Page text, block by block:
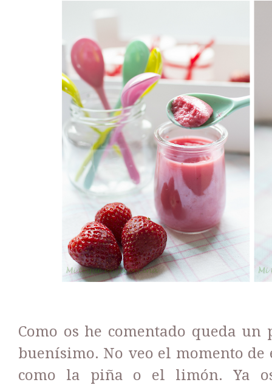
Como os he comentado queda
buenísimo. No veo el momento
como la piña o el limón. Ya